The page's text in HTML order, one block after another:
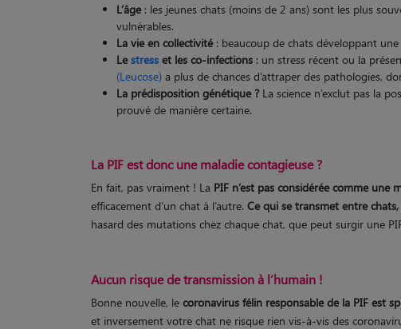
L’âge: les jeunes chats (moins de 2 ans) sont les plus
vulnérables.
La vie en collectivité: beaucoup de chats développant une
Lestress et les co-infections : un stress récent ou la
(Leucose) a plus de chances d’attraper des pathologies,
La prédisposition génétique ? La science n’exclut pas la
prouvé de manière certaine.
La PIF est donc une maladie contagieuse ?
En fait, pas vraiment ! La PIF n’est pas considérée comme une
efficacement d’un chat à l’autre. Ce qui se transmet entre
hasard des mutations chez chaque chat, que peut surgir une
Aucun risque de transmission à l’humain !
Bonne nouvelle, le coronavirus félin responsable de la PIF est
et inversement votre chat ne risque rien vis-à-vis des